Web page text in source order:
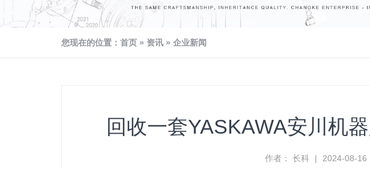
您现在的位置： 首页 » 资讯 » 企业新闻
回收一套YASKAWA安川机
作者： 长科 | 2024-08-16